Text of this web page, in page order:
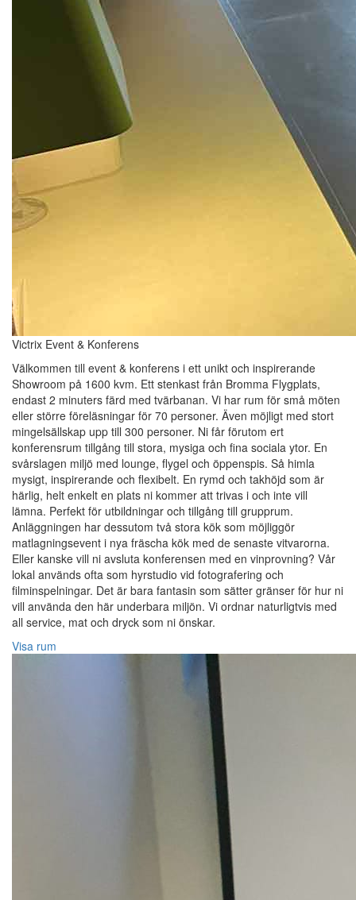
Victrix Event & Konferens
Välkommen till event & konferens i ett unikt och inspirerande
Showroom på 1600 kvm. Ett stenkast från Bromma Flygplats,
endast 2 minuters färd med tvärbanan. Vi har rum för små möten
eller större föreläsningar för 70 personer. Även möjligt med stort
mingelsällskap upp till 300 personer. Ni får förutom ert
konferensrum tillgång till stora, mysiga och fina sociala ytor. En
svårslagen miljö med lounge, flygel och öppenspis. Så himla
mysigt, inspirerande och flexibelt. En rymd och takhöjd som är
härlig, helt enkelt en plats ni kommer att trivas i och inte vill
lämna. Perfekt för utbildningar och tillgång till grupprum.
Anläggningen har dessutom två stora kök som möjliggör
matlagningsevent i nya fräscha kök med de senaste vitvarorna.
Eller kanske vill ni avsluta konferensen med en vinprovning? Vår
lokal används ofta som hyrstudio vid fotografering och
filminspelningar. Det är bara fantasin som sätter gränser för hur ni
vill använda den här underbara miljön. Vi ordnar naturligtvis med
all service, mat och dryck som ni önskar.
Visa rum